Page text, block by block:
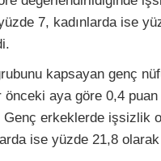
7, kadınlarda ise
kapsayan genç
önceki aya göre 0,4
Genç erkeklerde işsizlik
ise yüzde 21,8 olarak